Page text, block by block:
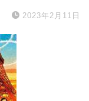
2023年2月11日